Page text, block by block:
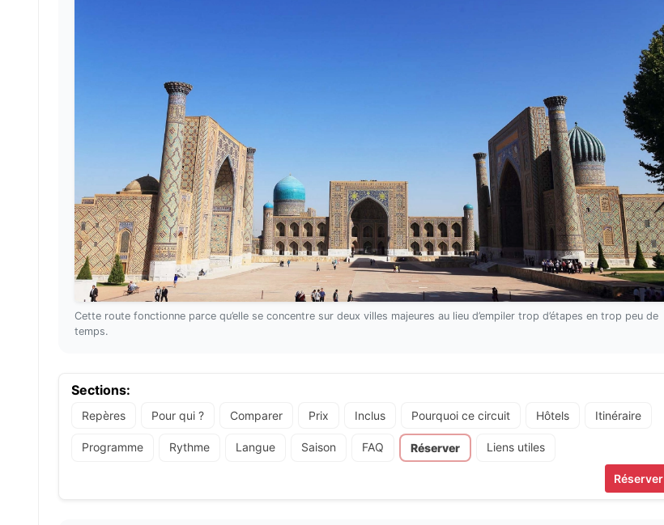
Cette route fonctionne parce qu’elle se concentre sur deux villes majeures au lieu d’empiler trop d’étapes en trop peu de
temps.
Sections:
Repères Pour qui ? Comparer Prix Inclus Pourquoi ce circuit Hôtels Itinéraire
Programme Rythme Langue Saison FAQ Réserver Liens utiles
Réserver